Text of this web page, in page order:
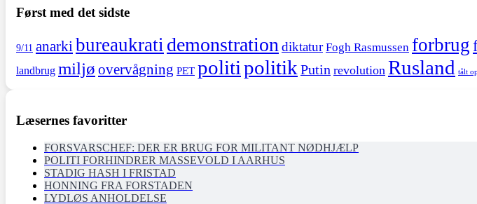
Først med det sidste
9/11 anarki bureaukrati demonstration diktatur Fogh Rasmussen forbrug
landbrug miljø overvågning PET politipolitik Putin revolution Rusland tålt
Læsernes favoritter
FORSVARSCHEF: DER ER BRUG FOR MILITANT NØDHJÆLP
POLITI FORHINDRER MASSEVOLD I AARHUS
STADIG HASH I FRISTAD
HONNING FRA FORSTADEN
LYDLØS ANHOLDELSE